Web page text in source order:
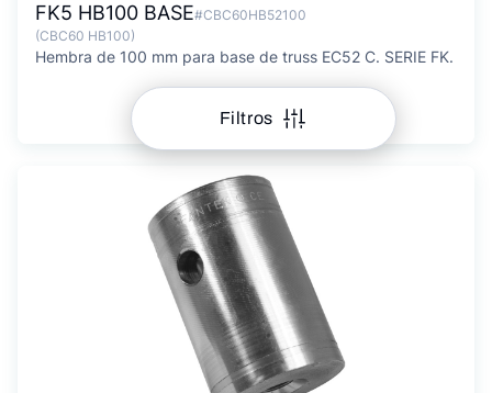
Filtros
FK5 HB100 BASE#CBC60HB52100
(CBC60 HB100)
Hembra de 100 mm para base de truss EC52 C. SERIE FK.